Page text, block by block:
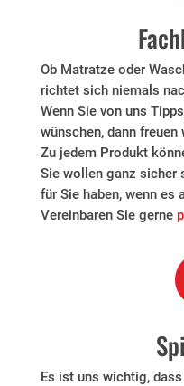
Ob Matratze oder
richtet sich niemals
Wenn Sie von uns
wünschen, dann
Zu jedem Produkt
Sie wollen ganz sicher
für Sie haben, wenn es
Vereinbaren Sie gerne
Es ist uns wichtig,